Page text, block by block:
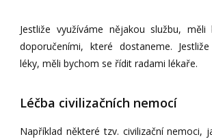
Jestliže využíváme nějakou službu,
doporučeními, které dostaneme.
léky, měli bychom se řídit radami lékaře.
Léčba civilizačních nemocí
Například některé tzv. civilizační nemoci,